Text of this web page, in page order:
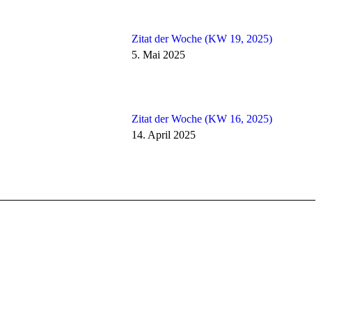
Zitat der Woche (KW 19, 2025)
5. Mai 2025
Zitat der Woche (KW 16, 2025)
14. April 2025